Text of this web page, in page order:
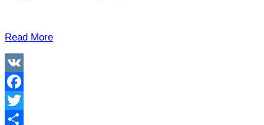
Read More
VK
Facebook
Twitter